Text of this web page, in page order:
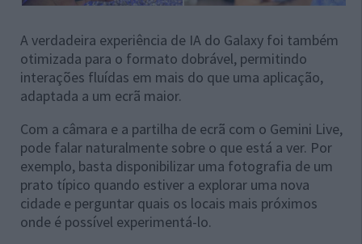
A verdadeira experiência de IA do Galaxy foi também
otimizada para o formato dobrável, permitindo
interações fluídas em mais do que uma aplicação,
adaptada a um ecrã maior.
Com a câmara e a partilha de ecrã com o Gemini Live,
pode falar naturalmente sobre o que está a ver. Por
exemplo, basta disponibilizar uma fotografia de um
prato típico quando estiver a explorar uma nova
cidade e perguntar quais os locais mais próximos
onde é possível experimentá-lo.